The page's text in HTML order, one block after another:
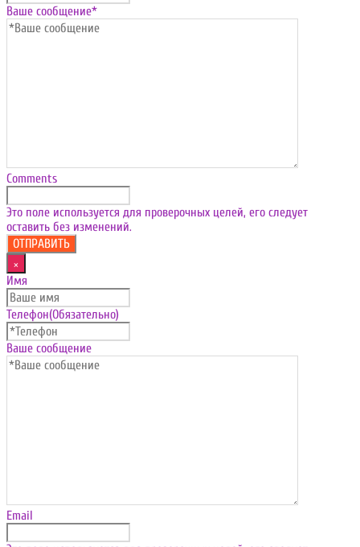
Ваше сообщение*
Comments
Это поле используется для проверочных целей, его следует
оставить без изменений.
×
Имя
Телефон(Обязательно)
Ваше сообщение
Email